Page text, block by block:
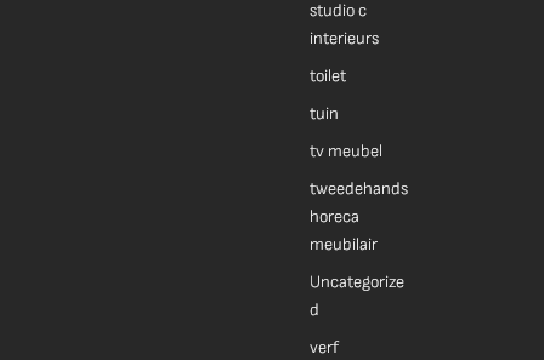
studio c
interieurs
toilet
tuin
tv meubel
tweedehands
horeca
meubilair
Uncategorize
d
verf